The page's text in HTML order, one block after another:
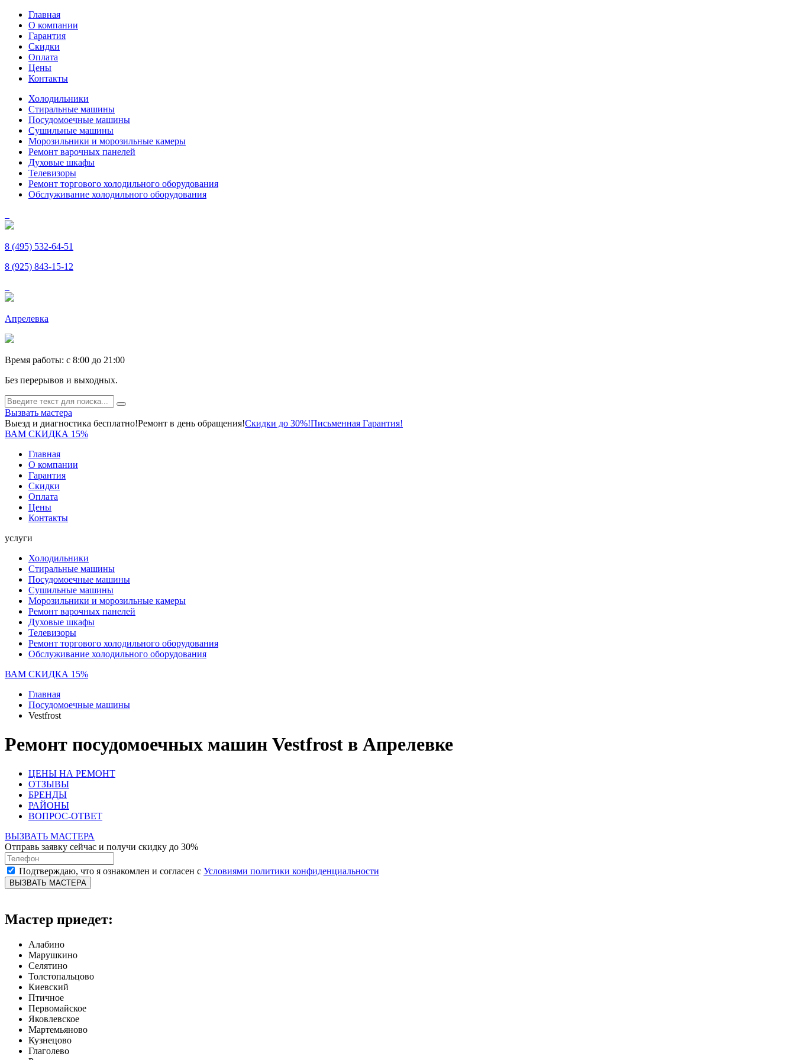
Главная
О компании
Гарантия
Скидки
Оплата
Цены
Контакты
Холодильники
Стиральные машины
Посудомоечные машины
Сушильные машины
Морозильники и морозильные камеры
Ремонт варочных панелей
Духовые шкафы
Телевизоры
Ремонт торгового холодильного оборудования
Обслуживание холодильного оборудования
8 (495) 532-64-51
8 (925) 843-15-12
Апрелевка
Время работы: c 8:00 до 21:00
Без перерывов и выходных.
Вызвать мастера
Выезд и диагностика бесплатно!Ремонт в день обращения!Скидки до 30%!Письменная Гарантия!
ВАМ СКИДКА 15%
Главная
О компании
Гарантия
Скидки
Оплата
Цены
Контакты
услуги
Холодильники
Стиральные машины
Посудомоечные машины
Сушильные машины
Морозильники и морозильные камеры
Ремонт варочных панелей
Духовые шкафы
Телевизоры
Ремонт торгового холодильного оборудования
Обслуживание холодильного оборудования
ВАМ СКИДКА 15%
Главная
Посудомоечные машины
Vestfrost
Ремонт посудомоечных машин Vestfrost в Апрелевке
ЦЕНЫ НА РЕМОНТ
ОТЗЫВЫ
БРЕНДЫ
РАЙОНЫ
ВОПРОС-ОТВЕТ
ВЫЗВАТЬ МАСТЕРА
Отправь заявку сейчас и получи скидку до 30%
Подтверждаю, что я ознакомлен и согласен с Условиями политики конфиденциальности
ВЫЗВАТЬ МАСТЕРА
Мастер приедет:
Алабино
Марушкино
Селятино
Толстопальцово
Киевский
Птичное
Первомайское
Яковлевское
Мартемьяново
Кузнецово
Глаголево